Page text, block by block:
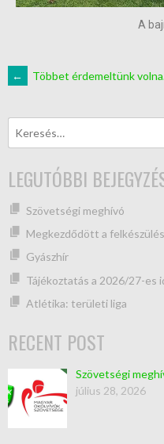
A
← Többet érdemeltünk
LEGUTÓBBI
Szövetségi meghívó
Megkezdődött a felkészülés
Gyászhír
Tájékoztatás a 2026/27-es
Atlétika: területi liga
RECENT POST
Szövetségi
július 28, 2026